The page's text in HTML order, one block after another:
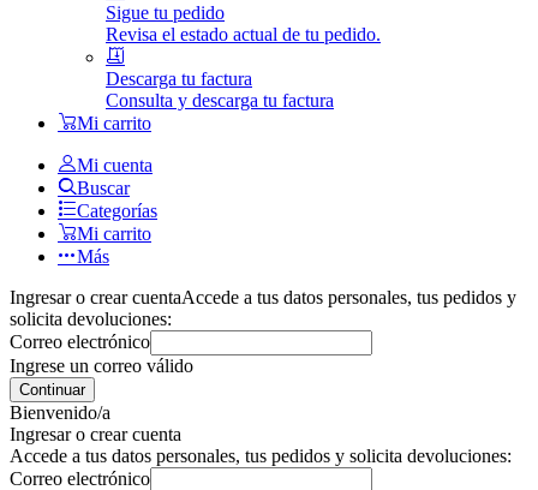
Sigue tu pedido
Revisa el estado actual de tu pedido.
Descarga tu factura
Consulta y descarga tu factura
Mi carrito
Mi cuenta
Buscar
Categorías
Mi carrito
Más
Ingresar o crear cuentaAccede a tus datos personales, tus pedidos y
solicita devoluciones:
Correo electrónico
Ingrese un correo válido
Continuar
Bienvenido/a
Ingresar o crear cuenta
Accede a tus datos personales, tus pedidos y solicita devoluciones:
Correo electrónico